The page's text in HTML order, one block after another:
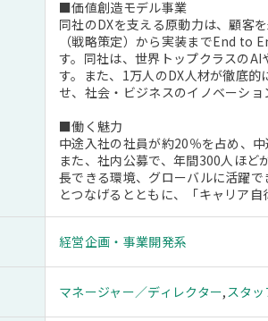
■価値創造モデル事業
同社のDXを支える原動力は、顧客
（戦略策定）から実装までEnd to
す。同社は、世界トップクラスの
す。また、1万人のDX人材が徹底
せ、社会・ビジネスのイノベーシ
■働く魅力
中途入社の社員が約20％を占め、中
また、社内公募で、年間300人ほ
長できる環境、グローバルに活躍
とつなげるとともに、「キャリア自
経営企画・事業開発系
マネージャー／ディレクター,スタッ